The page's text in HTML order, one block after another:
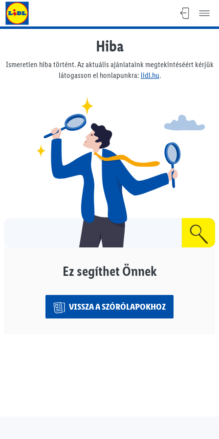
Lidl Magyarország
Hiba
Ismeretlen hiba történt. Az aktuális ajánlataink megtekintéséért kérjük
látogasson el honlapunkra: lidl.hu.
Ez segíthet Önnek
VISSZA A SZÓRÓLAPOKHOZ